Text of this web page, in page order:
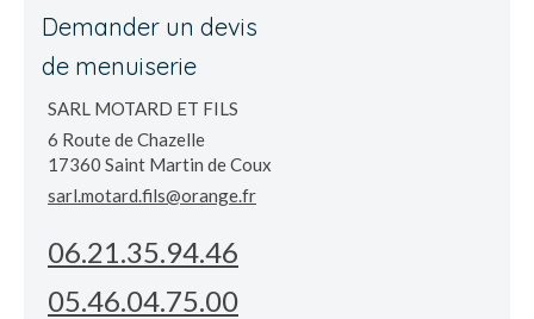
Demander un devis
de menuiserie
SARL MOTARD ET FILS
6 Route de Chazelle
17360 Saint Martin de Coux
sarl.motard.fils@orange.fr
06.21.35.94.46
05.46.04.75.00